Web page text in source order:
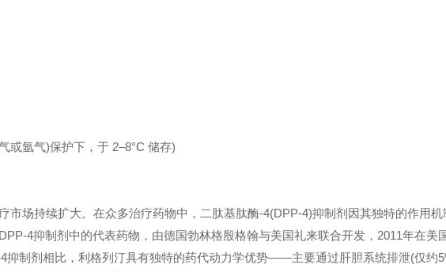
氩气)保护下，于 2–8°C 储存)
场持续扩大。在众多治疗药物中，二肽基肽酶-4(DPP-4)抑制剂因其独特的作用机
4抑制剂中的代表药物，由德国勃林格殷格翰与美国礼来联合开发，2011年在美
抑制剂相比，利格列汀具有独特的药代动力学优势——主要通过肝胆系统排泄(仅约